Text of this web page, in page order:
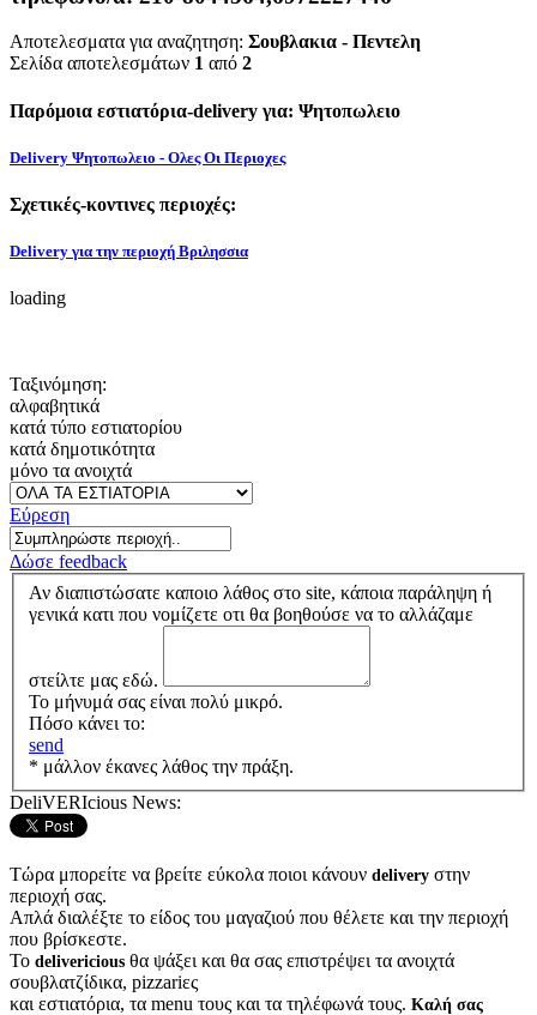
Αποτελεσματα για αναζητηση: Σουβλακια - Πεντελη
Σελίδα αποτελεσμάτων 1 από 2
Παρόμοια εστιατόρια-delivery για: Ψητοπωλειο
Delivery Ψητοπωλειο - Ολες Οι Περιοχες
Σχετικές-κοντινες περιοχές:
Delivery για την περιοχή Βριλησσια
loading
Ταξινόμηση:
αλφαβητικά
κατά τύπο εστιατορίου
κατά δημοτικότητα
μόνο τα ανοιχτά
Εύρεση
Δώσε feedback
Αν διαπιστώσατε καποιο λάθος στο site, κάποια παράληψη ή
γενικά κατι που νομίζετε οτι θα βοηθούσε να το αλλάζαμε
στείλτε μας εδώ.
Το μήνυμά σας είναι πολύ μικρό.
Πόσο κάνει το:
send
* μάλλον έκανες λάθος την πράξη.
DeliVERIcious News:
Τώρα μπορείτε να βρείτε εύκολα ποιοι κάνουν delivery στην
περιοχή σας.
Απλά διαλέξτε το είδος του μαγαζιού που θέλετε και την περιοχή
που βρίσκεστε.
Το delivericious θα ψάξει και θα σας επιστρέψει τα ανοιχτά
σουβλατζίδικα, pizzariες
και εστιατόρια, τα menu τους και τα τηλέφωνά τους. Καλή σας